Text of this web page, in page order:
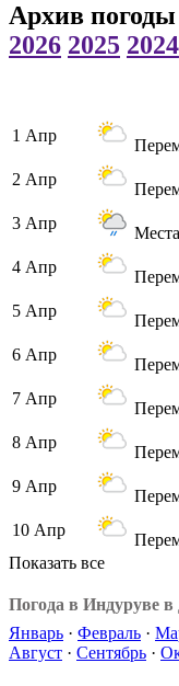
Архив погоды
2026 2025 2024
1 Апр
2 Апр
3 Апр
4 Апр
5 Апр
6 Апр
7 Апр
8 Апр
9 Апр
10 Апр
Показать все
Погода в Индуруве
Январь · Февраль ·
Август · Сентябрь ·